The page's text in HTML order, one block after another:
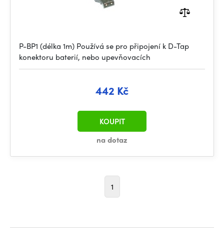
P-BP1 (délka 1m) Používá se pro připojení k D-Tap
konektoru baterií, nebo upevňovacích
442 Kč
na dotaz
KOUPIT
1